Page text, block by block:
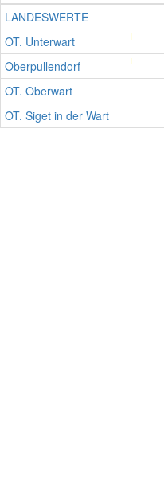
LANDESWERTE
OT. Unterwart
Oberpullendorf
OT. Oberwart
OT. Siget in der Wart